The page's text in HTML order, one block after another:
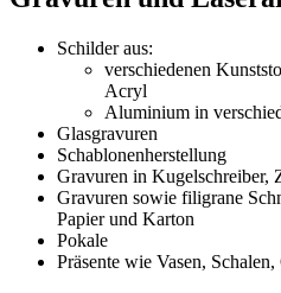
Schilder aus:
verschiedenen
Acryl
Aluminium in
Glasgravuren
Schablonenherstellung
Gravuren in Kugelschreiber,
Gravuren sowie filigrane
Papier und Karton
Pokale
Präsente wie Vasen,